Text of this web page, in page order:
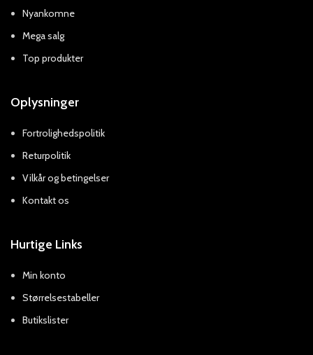
Nyankomne
Mega salg
Top produkter
Oplysninger
Fortrolighedspolitik
Returpolitik
Vilkår og betingelser
Kontakt os
Hurtige Links
Min konto
Størrelsestabeller
Butikslister